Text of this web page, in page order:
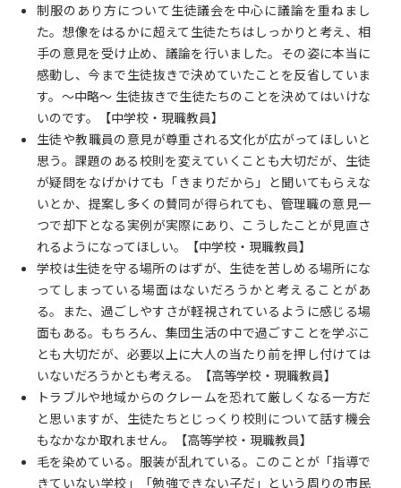
制服のあり方について生徒議会を中心に議論を重ねまし
た。想像をはるかに超えて生徒たちはしっかりと考え、相
手の意見を受け止め、議論を行いました。その姿に本当に
感動し、今まで生徒抜きで決めていたことを反省していま
す。〜中略〜 生徒抜きで生徒たちのことを決めてはいけな
いのです。【中学校・現職教員】
生徒や教職員の意見が尊重される文化が広がってほしいと
思う。課題のある校則を変えていくことも大切だが、生徒
が疑問をなげかけても「きまりだから」と聞いてもらえな
いとか、提案し多くの賛同が得られても、管理職の意見一
つで却下となる実例が実際にあり、こうしたことが見直さ
れるようになってほしい。【中学校・現職教員】
学校は生徒を守る場所のはずが、生徒を苦しめる場所にな
ってしまっている場面はないだろうかと考えることがあ
る。また、過ごしやすさが軽視されているように感じる場
面もある。もちろん、集団生活の中で過ごすことを学ぶこ
とも大切だが、必要以上に大人の当たり前を押し付けては
いないだろうかとも考える。【高等学校・現職教員】
トラブルや地域からのクレームを恐れて厳しくなる一方だ
と思いますが、生徒たちとじっくり校則について話す機会
もなかなか取れません。【高等学校・現職教員】
毛を染めている。服装が乱れている。このことが「指導で
きていない学校」「勉強できない子だ」という周りの市民